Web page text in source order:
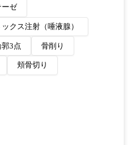
ーゼ
クス注射（唾液腺）
郭3点 骨削り
頬骨切り